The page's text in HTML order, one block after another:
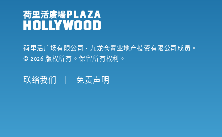
荷里活广场有限公司 - 九龙仓置业地产投资有限公司成员。
©2026 版权所有。保留所有权利。
联络我们 ｜ 免责声明